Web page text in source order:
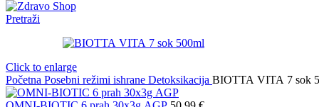
Pretraži
Click to enlarge
Početna Posebni režimi ishrane Detoksikacija BIOTTA VITA 7 sok